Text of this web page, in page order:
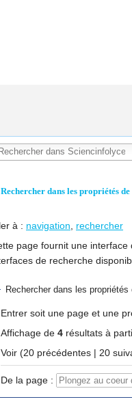
Rechercher dans les propriétés
à : navigation
rechercher
page fournit une interface
de recherche
Rechercher dans les propriétés
Entrer soit une page et une
Affichage de 4 résultats à
Voir (20
De la page :